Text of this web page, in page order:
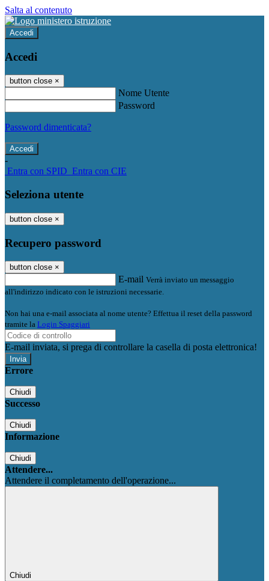
Salta al contenuto
Accedi
Accedi
button close ×
Nome Utente
Password
Password dimenticata?
-
Entra con SPID Entra con CIE
Seleziona utente
button close ×
Recupero password
button close ×
E-mail Verrà inviato un messaggio
all'indirizzo indicato con le istruzioni necessarie.
Non hai una e-mail associata al nome utente? Effettua il reset della password
tramite la Login Spaggiari
E-mail inviata, si prega di controllare la casella di posta elettronica!
Errore
Chiudi
Successo
Chiudi
Informazione
Chiudi
Attendere...
Attendere il completamento dell'operazione...
Chiudi